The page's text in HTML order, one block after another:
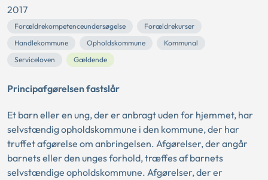
2017
Forældrekompetenceundersøgelse
Forældrekurser
Handlekommune
Opholdskommune
Kommunal
Serviceloven
Gældende
Principafgørelsen fastslår
Et barn eller en ung, der er anbragt uden for hjemmet, har
selvstændig opholdskommune i den kommune, der har
truffet afgørelse om anbringelsen. Afgørelser, der angår
barnets eller den unges forhold, træffes af barnets
selvstændige opholdskommune. Afgørelser, der er